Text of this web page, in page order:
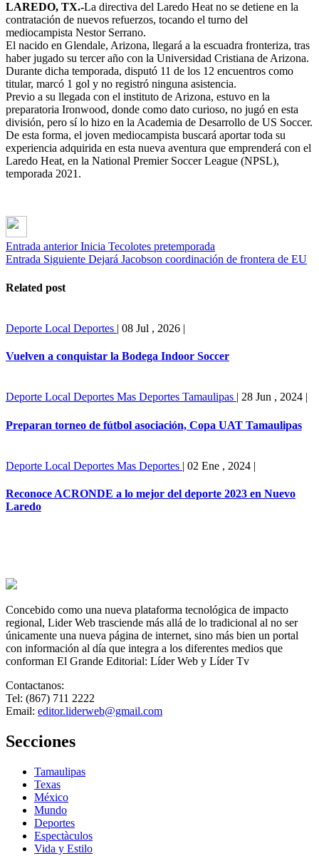
LAREDO, TX.-La directiva del Laredo Heat no se detiene en la
contratación de nuevos refuerzos, tocando el turno del
mediocampista Nestor Serrano.
El nacido en Glendale, Arizona, llegará a la escuadra fronteriza, tras
haber jugado su tercer año con la Universidad Cristiana de Arizona.
Durante dicha temporada, disputó 11 de los 12 encuentros como
titular, marcó 1 gol y no registró ninguna asistencia.
Previo a su llegada con el instituto de Arizona, estuvo en la
preparatoria Ironwood, donde como dato curioso, no jugó en esta
división, pero sí lo hizo en la Academia de Desarrollo de US Soccer.
De esta forma, el joven mediocampista buscará aportar toda su
experiencia adquirida en esta nueva aventura que emprenderá con el
Laredo Heat, en la National Premier Soccer League (NPSL),
temporada 2021.
Entrada anterior Inicia Tecolotes pretemporada
Entrada Siguiente Dejará Jacobson coordinación de frontera de EU
Related post
Deporte Local Deportes | 08 Jul , 2026 |
Vuelven a conquistar la Bodega Indoor Soccer
Deporte Local Deportes Mas Deportes Tamaulipas | 28 Jun , 2024 |
Preparan torneo de fútbol asociación, Copa UAT Tamaulipas
Deporte Local Deportes Mas Deportes | 02 Ene , 2024 |
Reconoce ACRONDE a lo mejor del deporte 2023 en Nuevo
Laredo
Concebido como una nueva plataforma tecnológica de impacto
regional, Lider Web trasciende más allá de lo tradicional al no ser
únicamente una nueva página de internet, sino más bien un portal
con información al día que integra a los diferentes medios que
conforman El Grande Editorial: Líder Web y Líder Tv
Contactanos:
Tel: (867) 711 2222
Email: editor.liderweb@gmail.com
Secciones
Tamaulipas
Texas
México
Mundo
Deportes
Espectàculos
Vida y Estilo